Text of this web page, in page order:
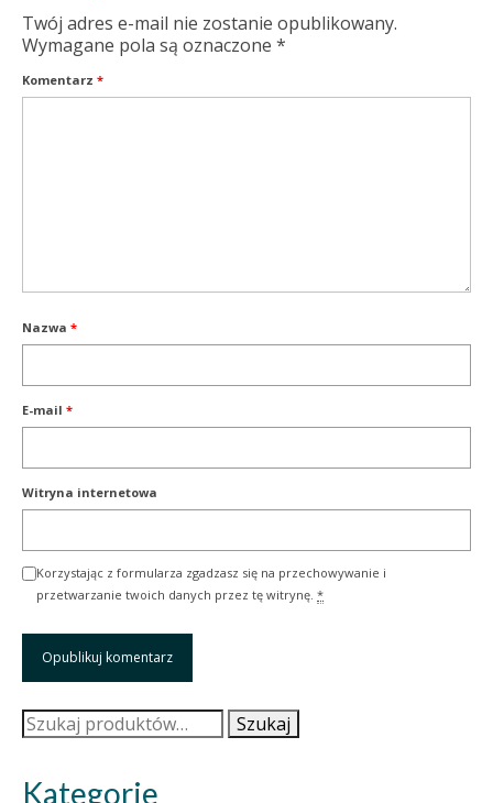
Twój adres e-mail nie zostanie opublikowany.
Wymagane pola są oznaczone *
Komentarz *
Nazwa *
E-mail *
Witryna internetowa
Korzystając z formularza zgadzasz się na przechowywanie i
przetwarzanie twoich danych przez tę witrynę. *
Szukaj: Szukaj
Kategorie